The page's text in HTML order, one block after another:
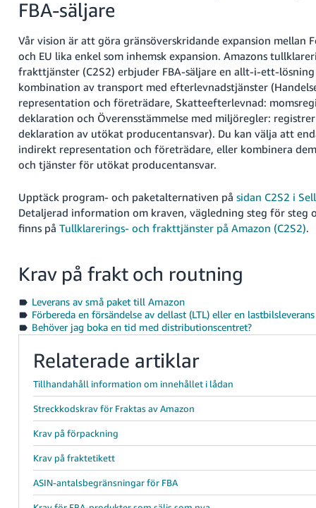
FBA-säljare
Vår vision är att göra gränsöverskridande expansion mellan
och EU lika enkel som inhemsk expansion. Amazons
frakttjänster (C2S2) erbjuder FBA-säljare en allt-i-ett-
kombination av transport med efterlevnadstjänster
representation och företrädare, Skatteefterlevnad:
deklaration och Överensstämmelse med miljöregler:
deklaration av utökat producentansvar). Du kan välja att
indirekt representation och företrädare, eller kombinera
och tjänster för utökat producentansvar.
Upptäck program- och paketalternativen på sidan C2S2 i
Detaljerad information om kraven, vägledning steg för steg
finns på Tullklarerings- och frakttjänster på Amazon (C2S2).
Krav på frakt och routning
Leverans av små paket till Amazon
Förbereda en försändelse av dellast (LTL) eller en
Behöver jag boka en tid med distributionscentret?
Relaterade artiklar
Tillhandahåll information om innehållet i lådan
Streckkodskrav för Fraktas av Amazon
Krav på förpackning
Krav på fraktetikett
ASIN-antalsbegränsningar för FBA